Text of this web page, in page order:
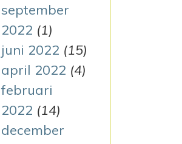
september
2022 (1)
juni 2022 (15)
april 2022 (4)
februari
2022 (14)
december